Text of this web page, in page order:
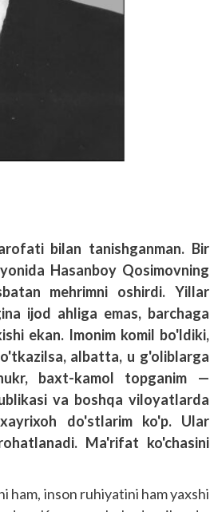
bilan tanishganman. Bir
Hasanboy Qosimovning
mehrimni oshirdi. Yillar
ijod ahliga emas, barchaga
ekan. Imonim komil bo'ldiki,
albatta, u g'oliblarga
baxt-kamol topganim —
va boshqa viloyatlarda
do'stlarim ko'p. Ular
Ma'rifat ko'chasini
ham, inson ruhiyatini ham yaxshi